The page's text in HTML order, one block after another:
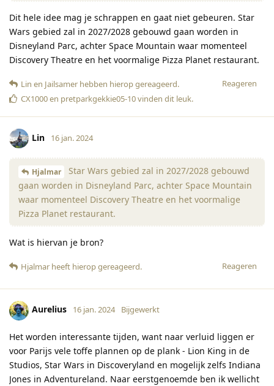
Dit hele idee mag je schrappen en gaat niet gebeuren. Star
Wars gebied zal in 2027/2028 gebouwd gaan worden in
Disneyland Parc, achter Space Mountain waar momenteel
Discovery Theatre en het voormalige Pizza Planet restaurant.
Reageren
Lin en Jailsamer hebben hierop gereageerd.
CX1000en pretparkgekkie05-10vinden dit leuk.
Lin 16 jan. 2024
Hjalmar
Star Wars gebied zal in 2027/2028 gebouwd
gaan worden in Disneyland Parc, achter Space Mountain
waar momenteel Discovery Theatre en het voormalige
Pizza Planet restaurant.
Wat is hiervan je bron?
Reageren
Hjalmar heeft hierop gereageerd.
Aurelius 16 jan. 2024 Bijgewerkt
Het worden interessante tijden, want naar verluid liggen er
voor Parijs vele toffe plannen op de plank - Lion King in de
Studios, Star Wars in Discoveryland en mogelijk zelfs Indiana
Jones in Adventureland. Naar eerstgenoemde ben ik wellicht